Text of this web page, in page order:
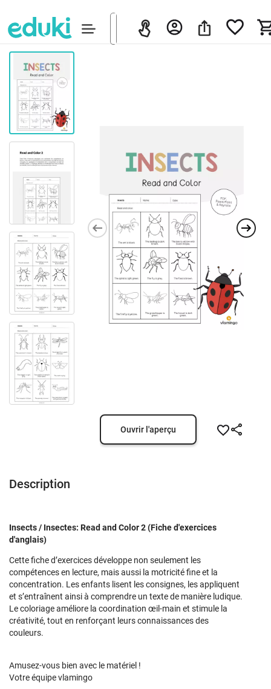
Ouvrir l'aperçu
Description
Insects / Insectes: Read and Color 2 (Fiche d'exercices
d'anglais)
Cette fiche d’exercices développe non seulement les
compétences en lecture, mais aussi la motricité fine et la
concentration. Les enfants lisent les consignes, les appliquent
et s’entraînent ainsi à comprendre un texte de manière ludique.
Le coloriage améliore la coordination œil-main et stimule la
créativité, tout en renforçant leurs connaissances des
couleurs.
Amusez-vous bien avec le matériel !
Votre équipe vlamingo